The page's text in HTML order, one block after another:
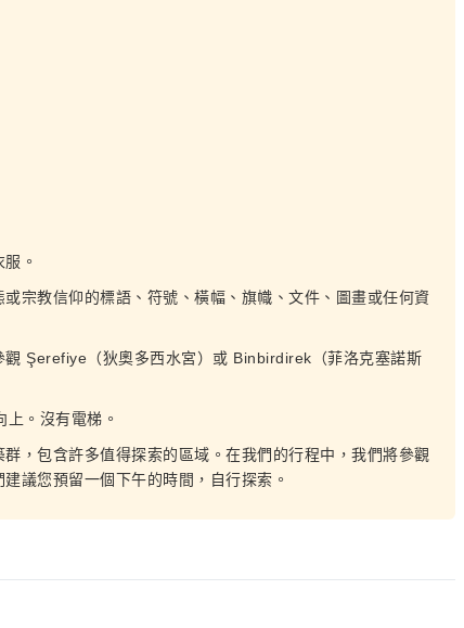
。
宗教信仰的標語、符號、橫幅、旗幟、文件、圖畫或任何資
Şerefiye（狄奧多西水宮）或 Binbirdirek（菲洛克塞諾斯
。沒有電梯。
，包含許多值得探索的區域。在我們的行程中，我們將參觀
議您預留一個下午的時間，自行探索。